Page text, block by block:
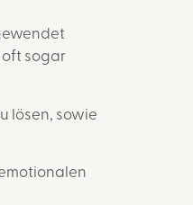
oft sogar
lösen, sowie